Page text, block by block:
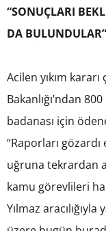
“SONUÇLARI
DA BULUNDULAR”
Acilen yıkım kararı
Bakanlığı’ndan
badanası için
“Raporları
uğruna tekrardan
kamu görevlileri
Yılmaz